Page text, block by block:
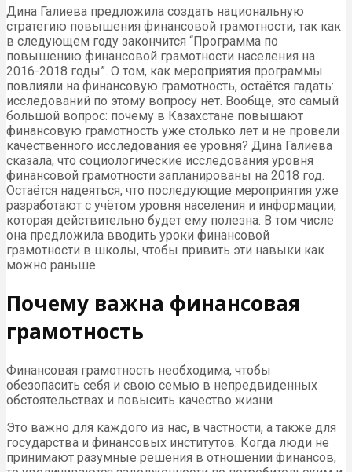
Дина Галиева предложила создать национальную
стратегию повышения финансовой грамотности, так как
в следующем году закончится “Программа по
повышению финансовой грамотности населения на
2016-2018 годы”. О том, как мероприятия программы
повлияли на финансовую грамотность, остаётся гадать:
исследований по этому вопросу нет. Вообще, это самый
большой вопрос: почему в Казахстане повышают
финансовую грамотность уже столько лет и не провели
качественного исследования её уровня? Дина Галиева
сказала, что социологические исследования уровня
финансовой грамотности запланированы на 2018 год.
Остаётся надеяться, что последующие мероприятия уже
разработают с учётом уровня населения и информации,
которая действительно будет ему полезна. В том числе
она предложила вводить уроки финансовой
грамотности в школы, чтобы привить эти навыки как
можно раньше.
Почему важна финансовая
грамотность
Финансовая грамотность необходима, чтобы
обезопасить себя и свою семью в непредвиденных
обстоятельствах и повысить качество жизни
Это важно для каждого из нас, в частности, а также для
государства и финансовых институтов. Когда люди не
принимают разумные решения в отношении финансов,